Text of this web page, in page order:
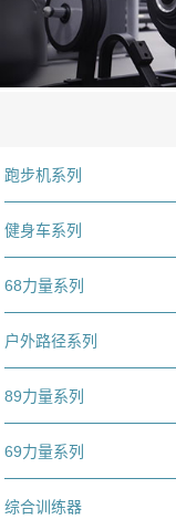
跑步机系列
健身车系列
68力量系列
户外路径系列
89力量系列
69力量系列
综合训练器